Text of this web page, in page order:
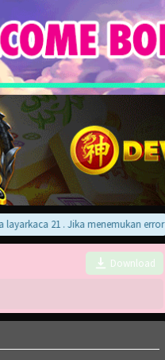
21 . Jika menemukan error
Download